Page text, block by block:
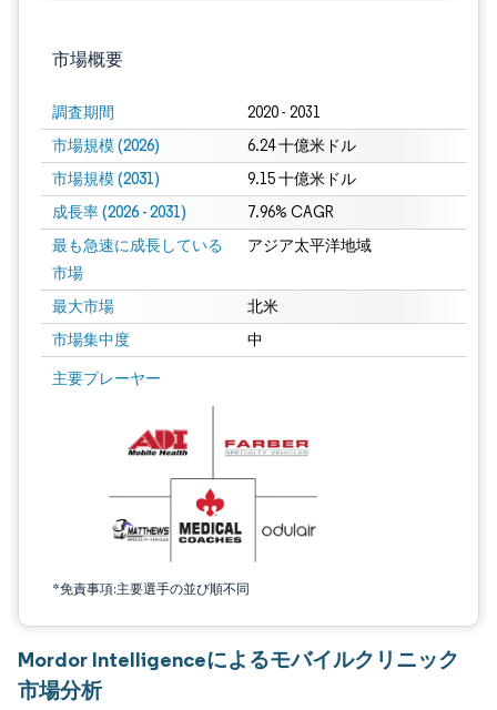
市場概要
調査期間 2020 - 2031
市場規模 (2026) 6.24 十億米ドル
市場規模 (2031) 9.15 十億米ドル
成長率 (2026 - 2031) 7.96% CAGR
最も急速に成長している
市場
アジア太平洋地域
最大市場 北米
市場集中度 中
主要プレーヤー
*免責事項:主要選手の並び順不同
画像 © Mordor Intelligence。再利用にはCC BY 4.0の表示が必要です。
Mordor Intelligenceによるモバイルクリニック
市場分析